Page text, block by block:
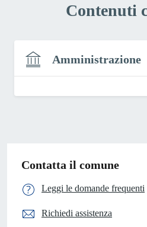
Contenuti
Amministrazione
Contatta il comune
Leggi le domande frequenti
Richiedi assistenza